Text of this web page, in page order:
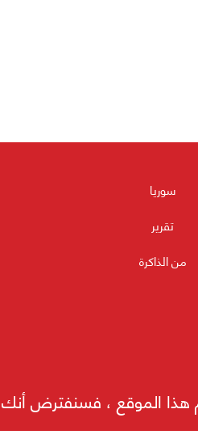
سوريا
تقرير
من الذاكرة
هذا الموقع ، فسنفترض